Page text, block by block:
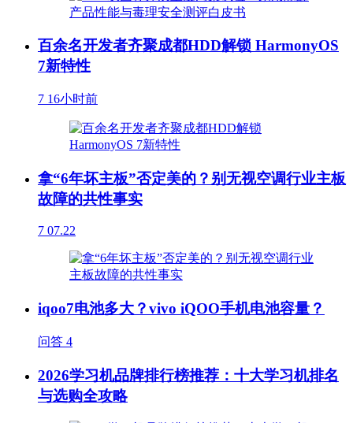
百余名开发者齐聚成都HDD解锁 HarmonyOS
7新特性
7 16小时前
拿“6年坏主板”否定美的？别无视空调行业主板
故障的共性事实
7 07.22
iqoo7电池多大？vivo iQOO手机电池容量？
问答 4
2026学习机品牌排行榜推荐：十大学习机排名
与选购全攻略